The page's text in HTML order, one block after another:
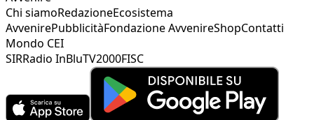
Chi siamoRedazioneEcosistema
AvvenirePubblicitàFondazione AvvenireShopContatti
Mondo CEI
SIRRadio InBluTV2000FISC